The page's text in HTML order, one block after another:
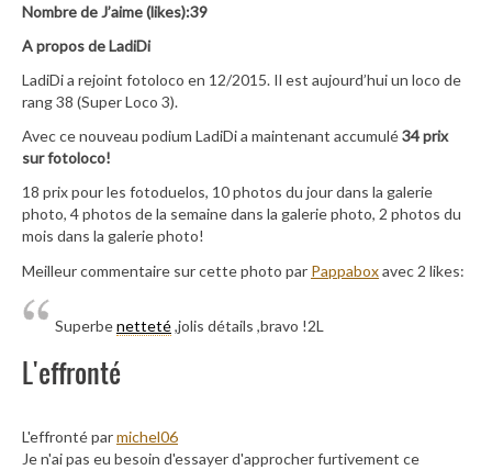
Nombre de J’aime (likes):39
A propos de LadiDi
LadiDi a rejoint fotoloco en 12/2015. Il est aujourd’hui un loco de
rang 38 (Super Loco 3).
Avec ce nouveau podium LadiDi a maintenant accumulé34 prix
sur fotoloco!
18 prix pour les fotoduelos, 10 photos du jour dans la galerie
photo, 4 photos de la semaine dans la galerie photo, 2 photos du
mois dans la galerie photo!
Meilleur commentaire sur cette photo par Pappaboxavec 2 likes:
Superbenetteté,jolis détails ,bravo !2L
L'effronté
L'effronté parmichel06
Je n'ai pas eu besoin d'essayer d'approcher furtivement ce